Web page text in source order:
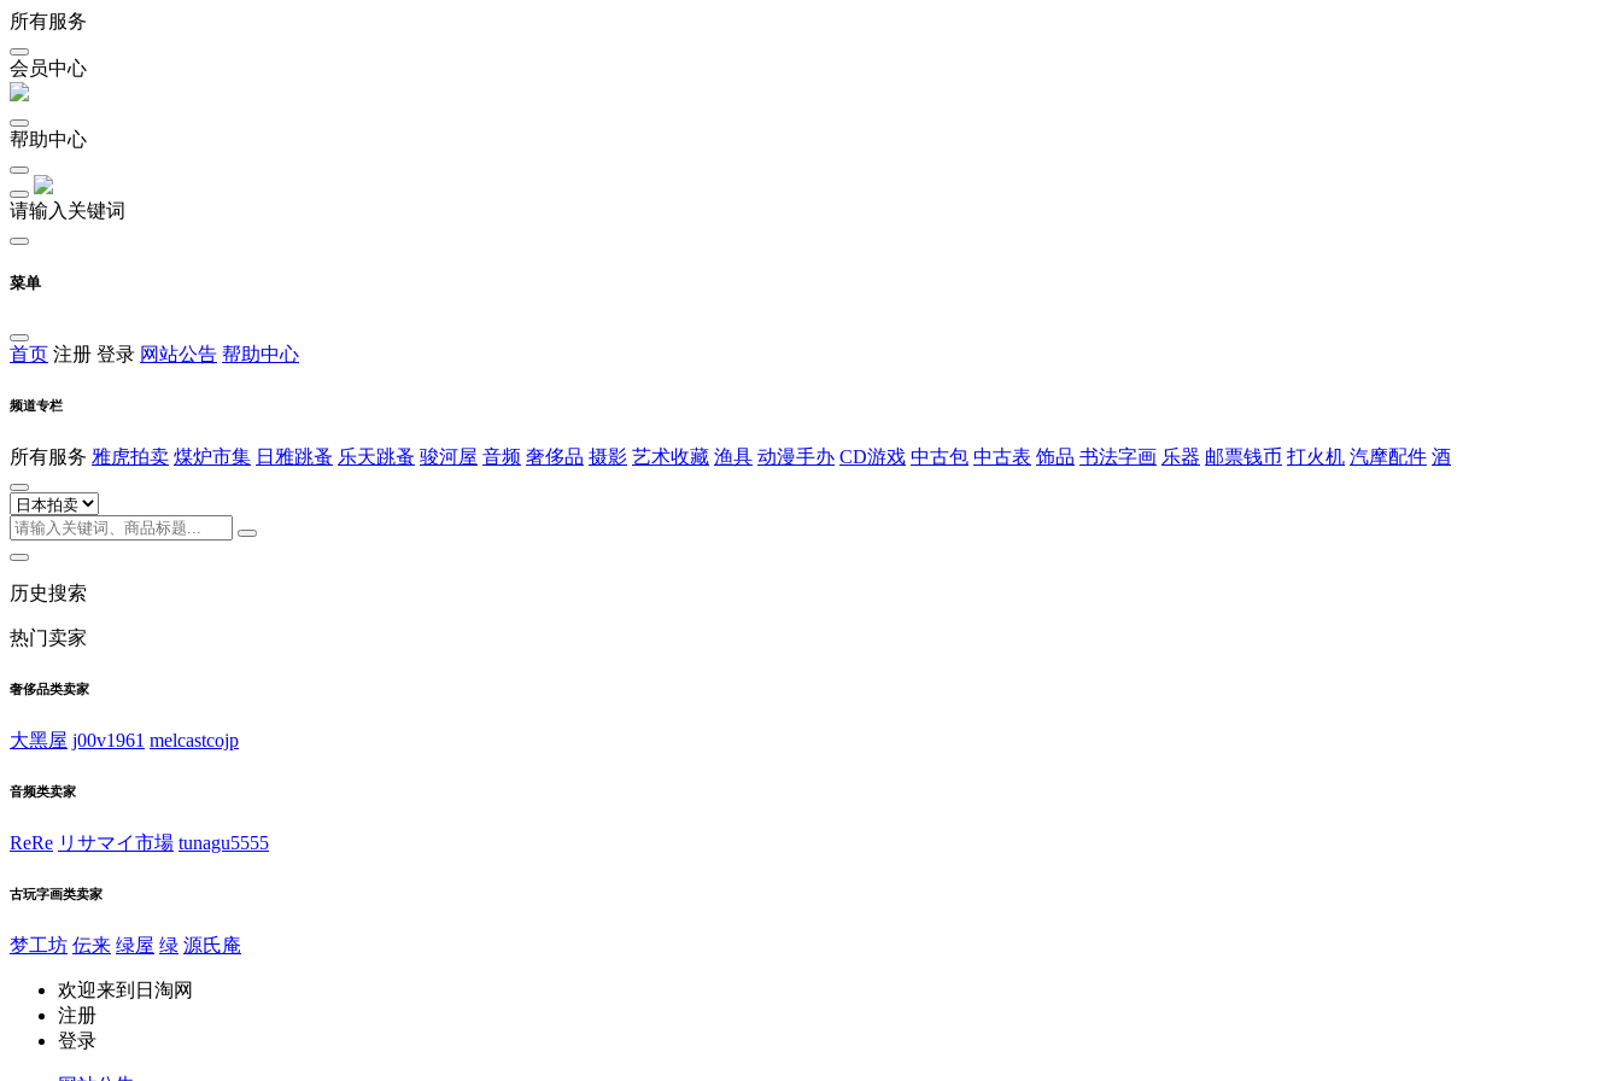
所有服务
会员中心
帮助中心
请输入关键词
菜单
首页 注册 登录 网站公告 帮助中心
频道专栏
所有服务 雅虎拍卖 煤炉市集 日雅跳蚤 乐天跳蚤 骏河屋 音频 奢侈品 摄影 艺术收藏 渔具 动漫手办 CD游戏 中古包 中古表 饰品 书法字画 乐器 邮票钱币 打火机 汽摩配件 酒
历史搜索
热门卖家
奢侈品类卖家
大黑屋 j00v1961 melcastcojp
音频类卖家
ReRe リサマイ市場 tunagu5555
古玩字画类卖家
梦工坊 伝来 绿屋 绿 源氏庵
欢迎来到日淘网
注册
登录